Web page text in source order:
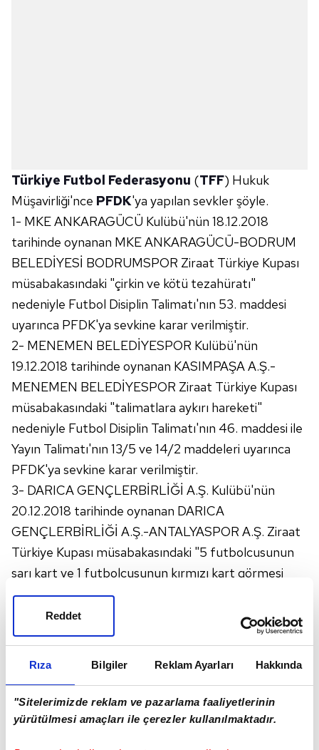
Rıza Bilgiler Reklam Ayarları Hakkında
"Sitelerimizde reklam ve pazarlama faaliyetlerinin
yürütülmesi amaçları ile çerezler kullanılmaktadır.
Reddet
Türkiye Futbol Federasyonu (TFF) Hukuk
Müşavirliği'nce PFDK'ya yapılan sevkler şöyle.
1- MKE ANKARAGÜCÜ Kulübü'nün 18.12.2018
tarihinde oynanan MKE ANKARAGÜCÜ-BODRUM
BELEDİYESİ BODRUMSPOR Ziraat Türkiye Kupası
müsabakasındaki "çirkin ve kötü tezahüratı"
nedeniyle Futbol Disiplin Talimatı'nın 53. maddesi
uyarınca PFDK'ya sevkine karar verilmiştir.
2- MENEMEN BELEDİYESPOR Kulübü'nün
19.12.2018 tarihinde oynanan KASIMPAŞA A.Ş.-
MENEMEN BELEDİYESPOR Ziraat Türkiye Kupası
müsabakasındaki "talimatlara aykırı hareketi"
nedeniyle Futbol Disiplin Talimatı'nın 46. maddesi ile
Yayın Talimatı'nın 13/5 ve 14/2 maddeleri uyarınca
PFDK'ya sevkine karar verilmiştir.
3- DARICA GENÇLERBİRLİĞİ A.Ş. Kulübü'nün
20.12.2018 tarihinde oynanan DARICA
GENÇLERBİRLİĞİ A.Ş.-ANTALYASPOR A.Ş. Ziraat
Türkiye Kupası müsabakasındaki "5 futbolcusunun
sarı kart ve 1 futbolcusunun kırmızı kart görmesi
nedeniyle takım halinde sportmenliğe aykırı
hareketi" nedeniyle Futbol Disiplin Talimatı'nın 40.
maddesi uyarınca PFDK'ya sevkine,
RAŞİT SEVİNDİR'in aynı müsabakadaki
"sportmenliğe aykırı hareketi" nedeniyle Futbol
Disiplin Talimatı'nın 36. maddesi 21.12.2018 tarihinden